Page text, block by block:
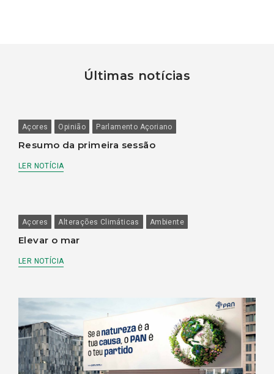
Últimas notícias
Açores Opinião Parlamento Açoriano
Resumo da primeira sessão
LER NOTÍCIA
Açores Alterações Climáticas Ambiente
Elevar o mar
LER NOTÍCIA